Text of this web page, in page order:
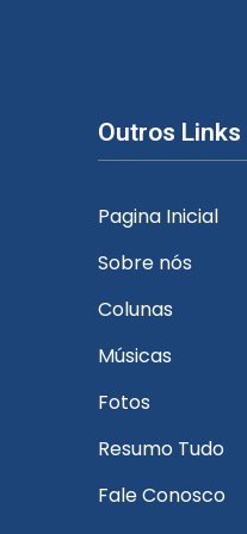
Outros Links
Pagina Inicial
Sobre nós
Colunas
Músicas
Fotos
Resumo Tudo
Fale Conosco